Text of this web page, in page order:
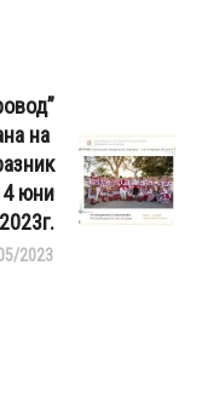
на
4 юни
2023г.
2023